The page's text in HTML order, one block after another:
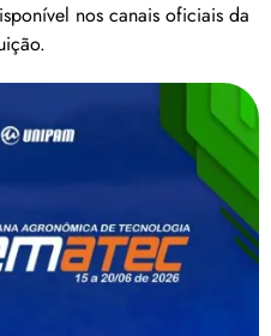
nos canais oficiais da